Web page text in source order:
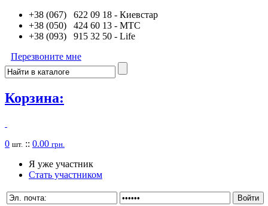
+38 (067) 622 09 18 - Киевстар
+38 (050) 424 60 13 - MTC
+38 (093) 915 32 50 - Life
Перезвоните мне
Корзина:
0 шт. :: 0.00 грн.
Я уже участник
Стать участником